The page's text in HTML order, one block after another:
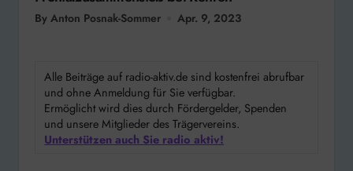
By Anton Posnak-Sommer Apr. 9, 2023
Alle Beiträge auf radio-aktiv.de sind kostenfrei abrufbar
und ohne Anmeldung für Sie verfügbar.
Ermöglicht wird dies durch Fördergelder, Spenden
und unsere Mitglieder des Trägervereins.
Unterstützen auch Sie radio aktiv!